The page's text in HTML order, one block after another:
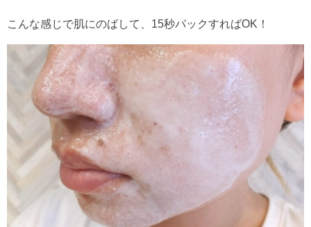
こんな感じで肌にのばして、15秒パックすればOK！